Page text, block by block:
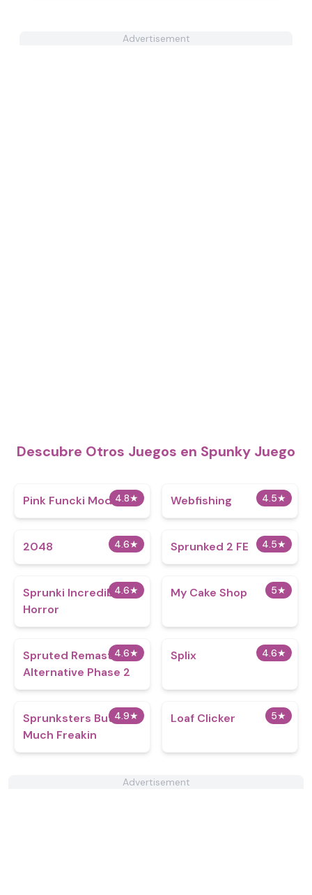
Advertisement
Descubre Otros Juegos en Spunky Juego
4.8★
Pink Funcki Mod 4.5★
Webfishing
4.6★
2048 4.5★
Sprunked 2 FE
4.6★
Sprunki Incredibox
Horror
5★
My Cake Shop
4.6★
Spruted Remastered
Alternative Phase 2
4.6★
Splix
4.9★
Sprunksters But So
Much Freakin
5★
Loaf Clicker
Advertisement